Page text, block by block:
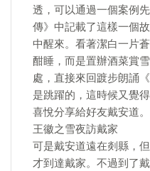
透，可以通過一個案例
傳》中記載了這樣一個
中醒來。看著潔白一片
酣睡，而是置辦酒菜賞
處，直接來回踱步朗誦
是跳躍的，這時候又覺
喜悅分享給好友戴安道。
王徽之雪夜訪戴家
可是戴安道遠在剡縣，
才到達戴家。不過到了